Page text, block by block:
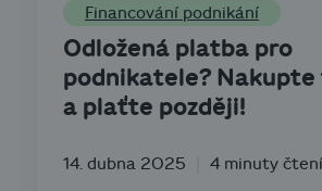
Financování podnikání
Odložená platba pro
podnikatele?
a plaťte později!
14. dubna 2025 4 minuty čtení